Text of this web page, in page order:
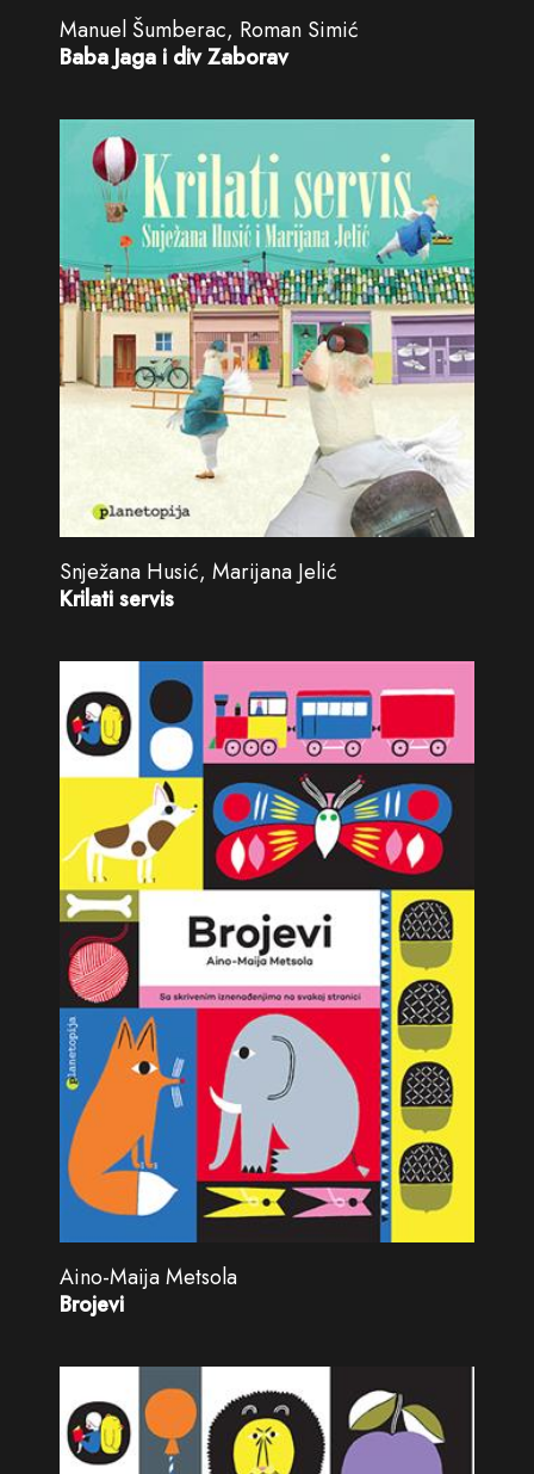
Manuel Šumberac, Roman Simić
Baba Jaga i div Zaborav
Snježana Husić, Marijana Jelić
Krilati servis
Aino-Maija Metsola
Brojevi